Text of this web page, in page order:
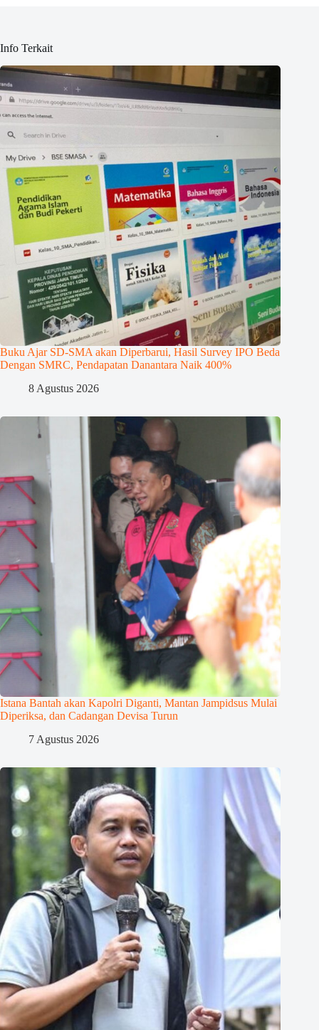
Info Terkait
Buku Ajar SD-SMA akan Diperbarui, Hasil Survey IPO Beda
Dengan SMRC, Pendapatan Danantara Naik 400%
8 Agustus 2026
Istana Bantah akan Kapolri Diganti, Mantan Jampidsus Mulai
Diperiksa, dan Cadangan Devisa Turun
7 Agustus 2026